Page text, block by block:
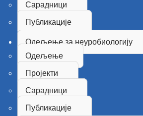
Сарадници
Публикације
Одељење за неуробиологију
Одељење
Пројекти
Сарадници
Публикације